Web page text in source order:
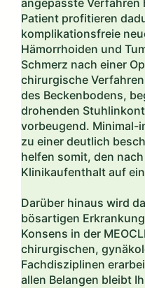
angepasste Verfahren
Patient profitieren
komplikationsfreie
Hämorrhoiden und
Schmerz nach einer
chirurgische
des Beckenbodens,
drohenden
vorbeugend. Minimal-
zu einer deutlich
helfen somit, den
Klinikaufenthalt auf
Darüber hinaus wird
bösartigen
Konsens in der
chirurgischen,
Fachdisziplinen
allen Belangen bleibt